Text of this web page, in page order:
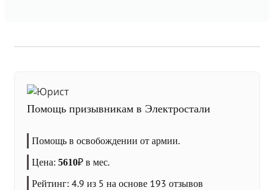
Помощь призывникам в Электростали
Помощь в освобождении от армии.
Цена: 5610₽ в мес.
Рейтинг: 4.9 из 5 на основе 193 отзывов